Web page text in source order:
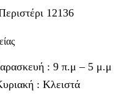
12136
: 9 π.μ – 5 μ.μ
: Κλειστά